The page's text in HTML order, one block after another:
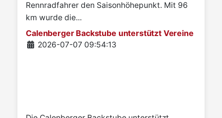
Rennradfahrer den Saisonhöhepunkt. Mit 96
km wurde die...
Calenberger Backstube unterstützt Vereine
Details
2026-07-07 09:54:13